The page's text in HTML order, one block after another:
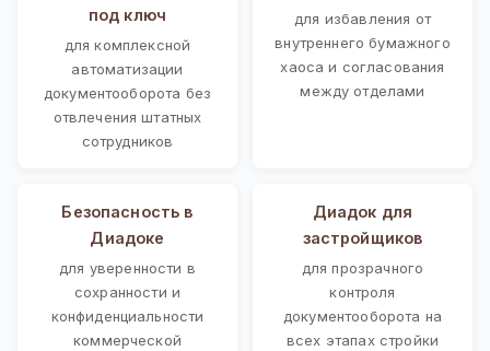
под ключ
для комплексной
автоматизации
документооборота без
отвлечения штатных
сотрудников
для избавления от
внутреннего бумажного
хаоса и согласования
между отделами
Безопасность в
Диадоке
для уверенности в
сохранности и
конфиденциальности
коммерческой
Диадок для
застройщиков
для прозрачного
контроля
документооборота на
всех этапах стройки